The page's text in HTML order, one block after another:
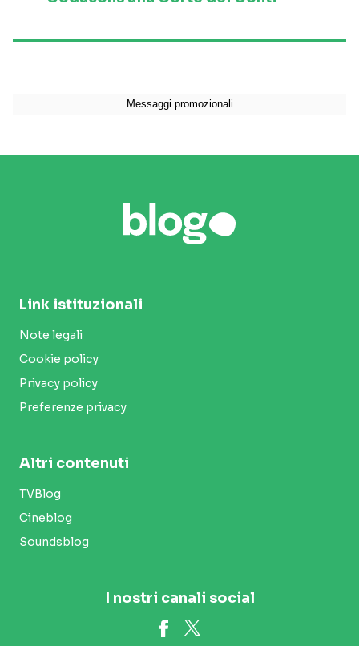
Link istituzionali
Note legali
Cookie policy
Privacy policy
Preferenze privacy
Altri contenuti
TVBlog
Cineblog
Soundsblog
I nostri canali social